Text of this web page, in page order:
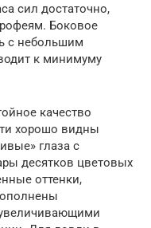
сил достаточно,
Боковое
с небольшим
к минимуму
качество
хорошо видны
глаза с
десятков цветовых
оттенки,